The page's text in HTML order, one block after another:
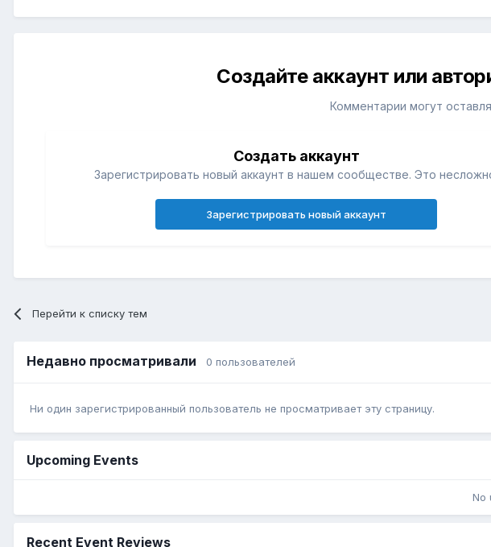
Создайте аккаунт или
Комментарии могут
Создать аккаунт
Зарегистрировать новый аккаунт в нашем сообществе. Это
Зарегистрировать новый аккаунт
Перейти к списку тем
Недавно просматривали 0 пользователей
Ни один зарегистрированный пользователь не просматривает эту страницу.
Upcoming Events
No
Recent Event Reviews